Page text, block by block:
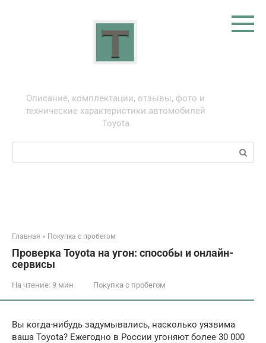
Описание, комплектации, отзывы, фото и
технические характеристики автомобилей
Toyota
Поиск:
Главная » Покупка с пробегом
Проверка Toyota на угон: способы и онлайн-
сервисы
На чтение: 9 мин Покупка с пробегом
Вы когда-нибудь задумывались, насколько уязвима
ваша Toyota? Ежегодно в России угоняют более 30 000